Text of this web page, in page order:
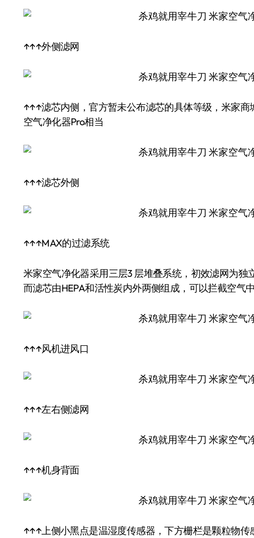
↑↑↑外侧滤网
↑↑↑滤芯内侧，官方暂未公布滤芯的具体等级，米家
空气净化器Pro相当
↑↑↑滤芯外侧
↑↑↑MAX的过滤系统
米家空气净化器采用三层3 层堆叠系统，初效滤网为独
而滤芯由HEPA和活性炭内外两侧组成，可以拦截空气
↑↑↑风机进风口
↑↑↑左右侧滤网
↑↑↑机身背面
↑↑↑上侧小黑点是温湿度传感器，下方栅栏是颗粒物传